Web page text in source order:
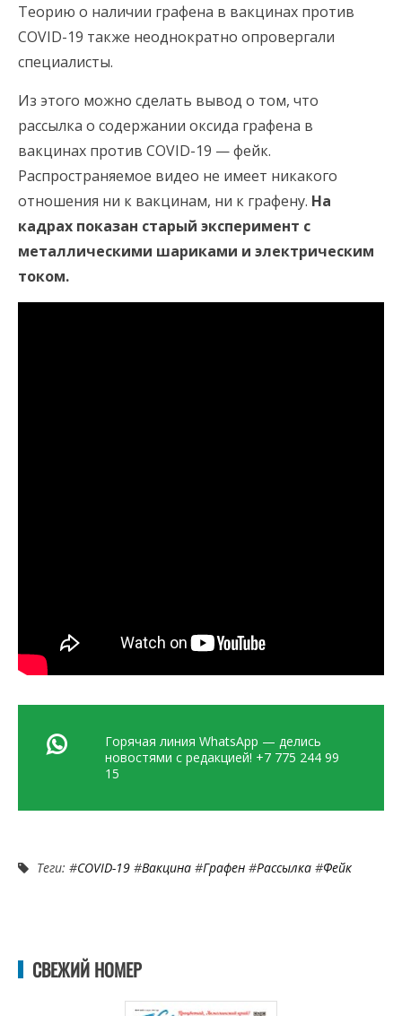
Теорию о наличии графена в вакцинах против
COVID-19 также неоднократно опровергали
специалисты.
Из этого можно сделать вывод о том, что
рассылка о содержании оксида графена в
вакцинах против COVID-19 — фейк.
Распространяемое видео не имеет никакого
отношения ни к вакцинам, ни к графену. На
кадрах показан старый эксперимент с
металлическими шариками и электрическим
током.
Горячая линия WhatsApp — делись
новостями с редакцией! +7 775 244 99
15
Теги: #COVID-19 #Вакцина #Графен #Рассылка #Фейк
СВЕЖИЙ НОМЕР